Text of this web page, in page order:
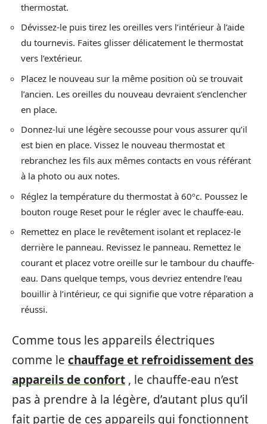
thermostat.
Dévissez-le puis tirez les oreilles vers l’intérieur à l’aide
du tournevis. Faites glisser délicatement le thermostat
vers l’extérieur.
Placez le nouveau sur la même position où se trouvait
l’ancien. Les oreilles du nouveau devraient s’enclencher
en place.
Donnez-lui une légère secousse pour vous assurer qu’il
est bien en place. Vissez le nouveau thermostat et
rebranchez les fils aux mêmes contacts en vous référant
à la photo ou aux notes.
Réglez la température du thermostat à 60ºc. Poussez le
bouton rouge Reset pour le régler avec le chauffe-eau.
Remettez en place le revêtement isolant et replacez-le
derrière le panneau. Revissez le panneau. Remettez le
courant et placez votre oreille sur le tambour du chauffe-
eau. Dans quelque temps, vous devriez entendre l’eau
bouillir à l’intérieur, ce qui signifie que votre réparation a
réussi.
Comme tous les appareils électriques
comme le chauffage et refroidissement des
appareils de confort , le chauffe-eau n’est
pas à prendre à la légère, d’autant plus qu’il
fait partie de ces appareils qui fonctionnent